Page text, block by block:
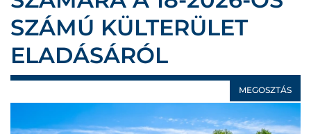
SZÁMÚ KÜLTERÜLET
ELADÁSÁRÓL
MEGOSZTÁS